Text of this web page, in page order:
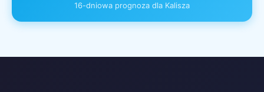
16-dniowa prognoza dla Kalisza